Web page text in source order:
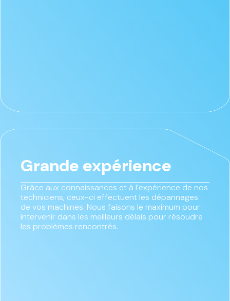
Grande expérience
Grâce aux connaissances et à l’expérience de nos
techniciens, ceux-ci effectuent les dépannages
de vos machines. Nous faisons le maximum pour
intervenir dans les meilleurs délais pour résoudre
les problèmes rencontrés.